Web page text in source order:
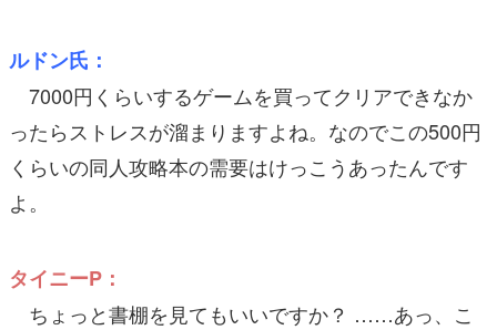
ルドン氏：
7000円くらいするゲームを買ってクリアできなか
ったらストレスが溜まりますよね。なのでこの500円
くらいの同人攻略本の需要はけっこうあったんです
よ。
タイニーP：
ちょっと書棚を見てもいいですか？ ……あっ、こ